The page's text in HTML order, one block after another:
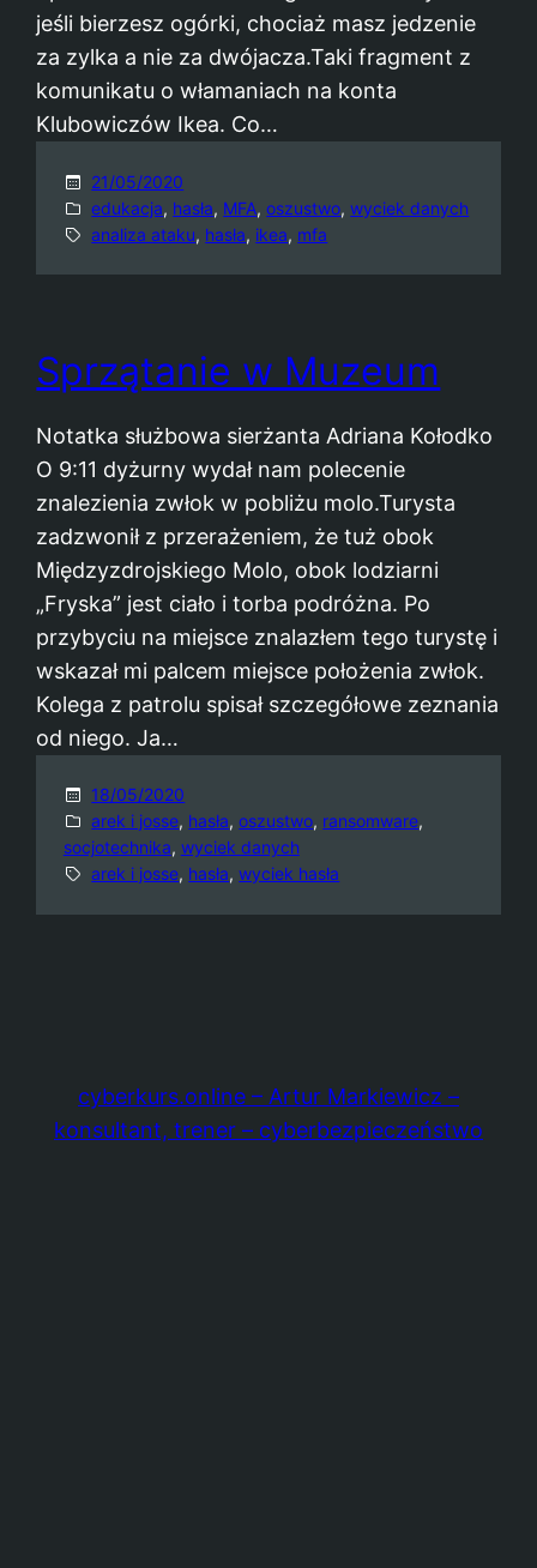
jeśli bierzesz ogórki, chociaż masz jedzenie
za zylka a nie za dwójacza.Taki fragment z
komunikatu o włamaniach na konta
Klubowiczów Ikea. Co…
21/05/2020
edukacja, hasła, MFA, oszustwo, wyciek danych
analiza ataku, hasła, ikea, mfa
Sprzątanie w Muzeum
Notatka służbowa sierżanta Adriana Kołodko
O 9:11 dyżurny wydał nam polecenie
znalezienia zwłok w pobliżu molo.Turysta
zadzwonił z przerażeniem, że tuż obok
Międzyzdrojskiego Molo, obok lodziarni
„Fryska” jest ciało i torba podróżna. Po
przybyciu na miejsce znalazłem tego turystę i
wskazał mi palcem miejsce położenia zwłok.
Kolega z patrolu spisał szczegółowe zeznania
od niego. Ja…
18/05/2020
arek i josse, hasła, oszustwo, ransomware,
socjotechnika, wyciek danych
arek i josse, hasła, wyciek hasła
cyberkurs.online – Artur Markiewicz –
konsultant, trener – cyberbezpieczeństwo